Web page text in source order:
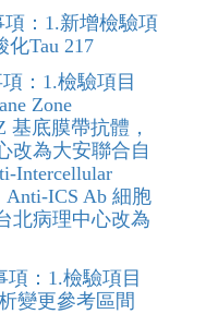
：1.新增檢驗項
化Tau 217
：1.檢驗項目
Zone
基底膜帶抗體，
改為大安聯合自
Intercellular
Anti-ICS Ab 細胞
北病理中心改為
：1.檢驗項目
變更參考區間